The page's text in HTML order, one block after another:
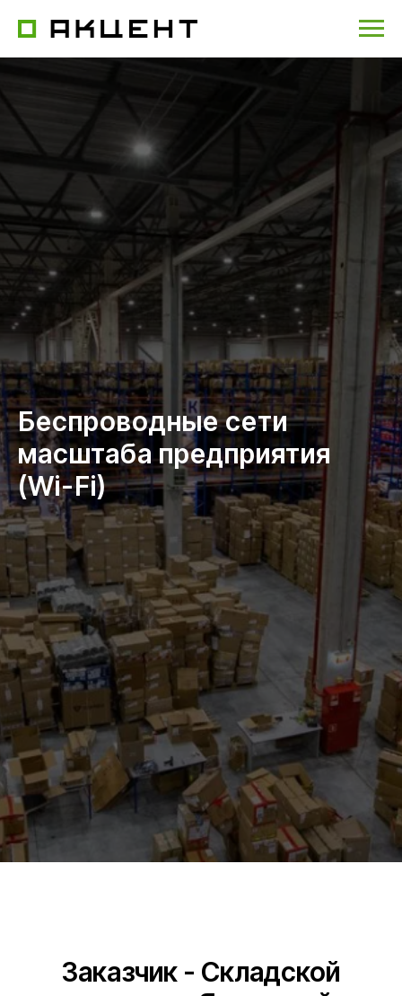
Беспроводные сети
масштаба предприятия
(Wi-Fi)
Заказчик - Складской